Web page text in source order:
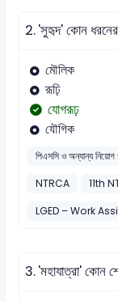
2.'সুহৃদ' কোন
মৌলিক
রূঢ়ি
যোগরূঢ়
যৌগিক
পিএসসি ও অন্যান্য নিয়োগ
NTRCA
11th
LGED – Work
3.'মহাযাত্রা' কোন